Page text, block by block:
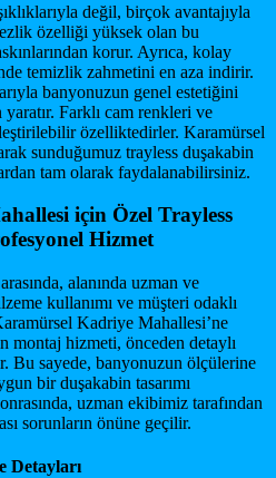
değil, birçok avantajıyla
özelliği yüksek olan bu
korur. Ayrıca, kolay
temizlik zahmetini en aza indirir.
banyonuzun genel estetiğini
Farklı cam renkleri ve
özelliktedirler. Karamürsel
sunduğumuz trayless duşakabin
tam olarak faydalanabilirsiniz.
için Özel Trayless
Hizmet
alanında uzman ve
kullanımı ve müşteri odaklı
Kadriye Mahallesi’ne
montaj hizmeti, önceden detaylı
Bu sayede, banyonuzun ölçülerine
bir duşakabin tasarımı
uzman ekibimiz tarafından
sorunların önüne geçilir.
Detayları